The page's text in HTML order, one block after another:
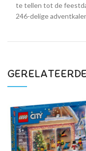
te tellen tot de
246-delige